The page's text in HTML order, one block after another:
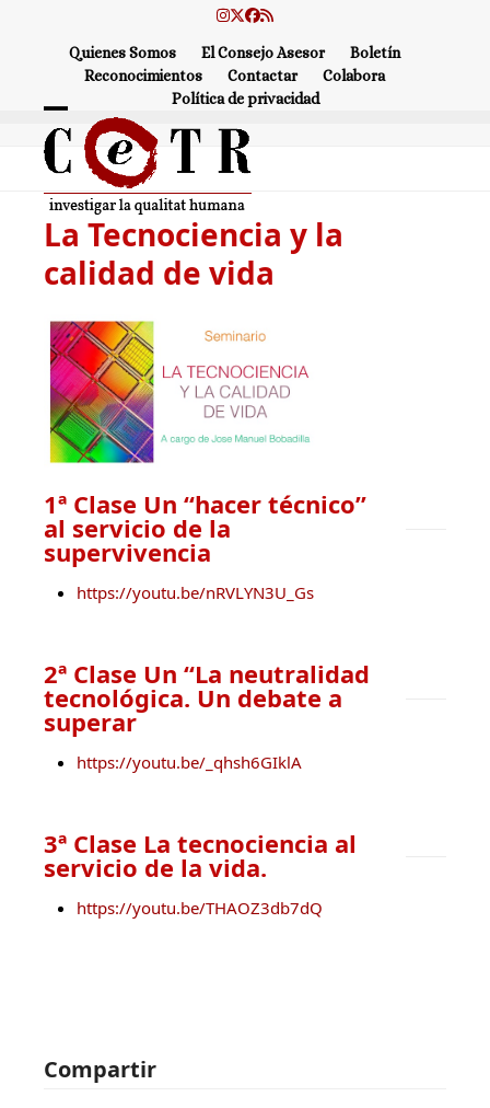
Instagram
Twitter
Facebook
RSS
Quienes Somos El Consejo Asesor
Boletín
Reconocimientos
Contactar
Colabora
Política de privacidad
Open
mobile
menu
Close
mobile
menu
La Tecnociencia y la
calidad de vida
1ª Clase Un “hacer técnico”
al servicio de la
supervivencia
https://youtu.be/nRVLYN3U_Gs
2ª Clase Un “La neutralidad
tecnológica. Un debate a
superar
https://youtu.be/_qhsh6GIklA
3ª Clase La tecnociencia al
servicio de la vida.
https://youtu.be/THAOZ3db7dQ
Compartir